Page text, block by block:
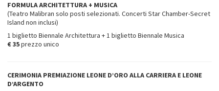
FORMULA ARCHITETTURA + MUSICA
(Teatro Malibran solo posti selezionati. Concerti Star Chamber-Secret
Island non inclusi)
1 biglietto Biennale Architettura + 1 biglietto Biennale Musica
€ 35prezzo unico
CERIMONIA PREMIAZIONE LEONE D’ORO ALLA CARRIERA E LEONE
D’ARGENTO